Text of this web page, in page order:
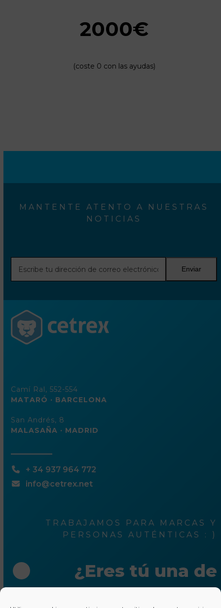
2000€
(coste 0 con las ayudas)
MANTENTE ATENTO A NUESTRAS
NOTICIAS
dirección
electrónico
Enviar
Camí Ral, 552-554
MATARÓ · BARCELONA
San Andrés, 8
MALASAÑA · MADRID
+ 34 937 964 772
info@cetrex.net
TRABAJAMOS PARA MARCAS Y
PERSONAS AUTÉNTICAS : )
¿Eres tú una de